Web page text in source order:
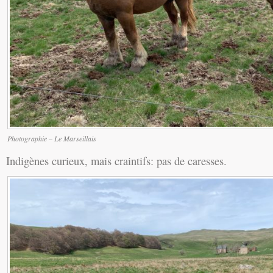
Photographie – Le Marseillais
Indigènes curieux, mais craintifs: pas de caresses.